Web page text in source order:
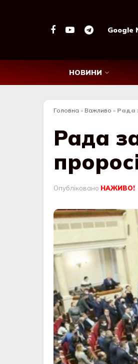
Google
НОВИНИ
Головна » Важливо » Рада
Рада
Опубліковано НАЖИВО!